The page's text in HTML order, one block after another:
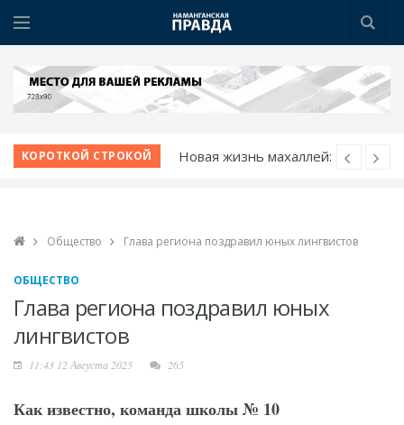
КОРОТКОЙ СТРОКОЙ
Новая жизнь махаллей:
году - с новыми
обновлению:
проблемные махалли
трибунах
Общество Глава региона поздравил юных лингвистов
ОБЩЕСТВО
Глава региона поздравил юных
лингвистов
11:43 12 Августа 2025 265
Как известно, команда школы № 10